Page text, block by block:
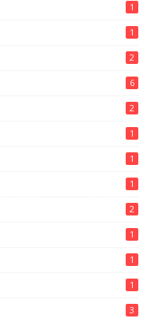
1
1
2
6
2
1
1
1
2
1
1
1
3